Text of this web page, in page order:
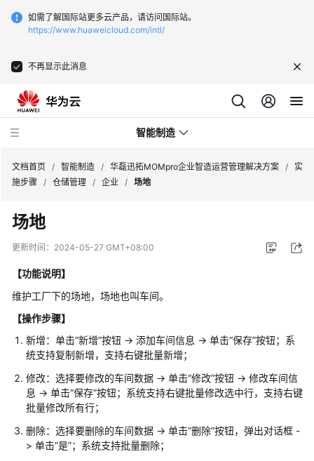
如需了解国际站更多云产品，请访问国际站。
https://www.huaweicloud.com/intl/
不再显示此消息
智能制造
华
为
云
片
云
服
务
解
方
案
映
云
文档首页 / 智能制造 / 华磊迅拓MOMpro企业智造运营管理解决方案 / 实
施步骤
/ 仓储管理 / 企业 / 场地
场地
更新时间： 2024-05-27 GMT+08:00
【功能说明】
维护工厂下的场地，场地也叫车间。
【操作步骤】
新增：单击“新增”按钮 -> 添加车间信息 -> 单击“保存”按钮；系
统支持复制新增，支持右键批量新增；
修改：选择要修改的车间数据 -> 单击“修改”按钮 -> 修改车间信
息 -> 单击“保存”按钮；系统支持右键批量修改选中行，支持右键
批量修改所有行；
删除：选择要删除的车间数据 -> 单击“删除”按钮，弹出对话框 -
> 单击“是”；系统支持批量删除；